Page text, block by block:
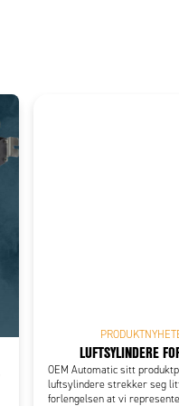
LUFTSYLINDERE
OEM Automatic sitt
luftsylindere strekker seg
forlengelsen at vi